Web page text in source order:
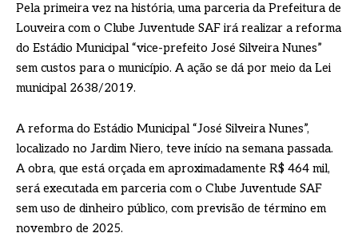
Pela primeira vez na história, uma parceria da Prefeitura de
Louveira com o Clube Juventude SAF irá realizar a reforma
do Estádio Municipal “vice-prefeito José Silveira Nunes”
sem custos para o município. A ação se dá por meio da Lei
municipal 2638/2019.
A reforma do Estádio Municipal “José Silveira Nunes”,
localizado no Jardim Niero, teve início na semana passada.
A obra, que está orçada em aproximadamente R$ 464 mil,
será executada em parceria com o Clube Juventude SAF
sem uso de dinheiro público, com previsão de término em
novembro de 2025.